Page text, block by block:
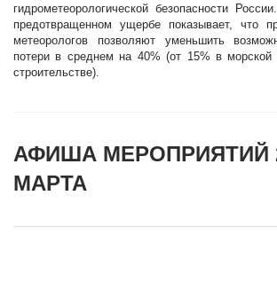
гидрометеорологической безопасности
предотвращенном ущербе показывает, что
метеорологов позволяют уменьшить
потери в среднем на 40% (от 15% в
строительстве).
АФИША МЕРОПРИЯТИЙ
МАРТА